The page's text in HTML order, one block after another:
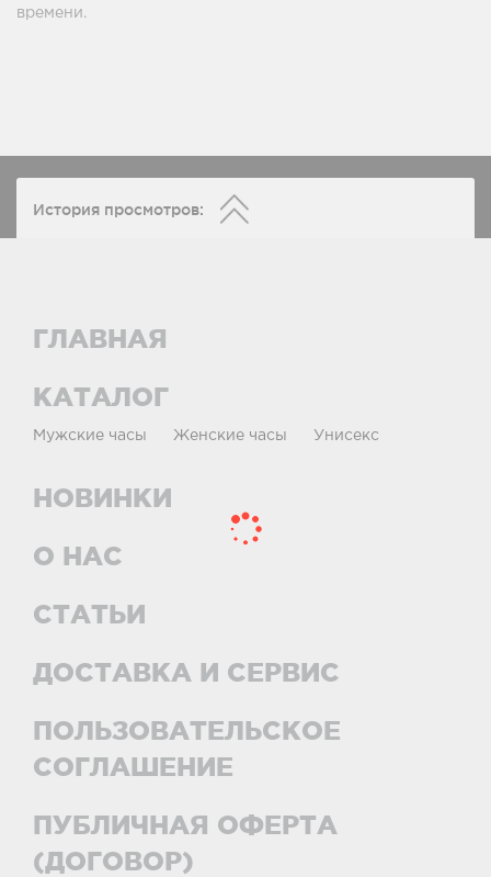
времени.
История просмотров:
ГЛАВНАЯ
КАТАЛОГ
Мужские часы Женские часы Унисекс
НОВИНКИ
О НАС
СТАТЬИ
ДОСТАВКА И СЕРВИС
ПОЛЬЗОВАТЕЛЬСКОЕ
СОГЛАШЕНИЕ
ПУБЛИЧНАЯ ОФЕРТА
(ДОГОВОР)